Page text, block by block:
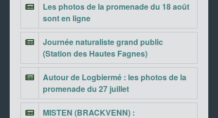
Les photos de la promenade du 18 août
sont en ligne
Journée naturaliste grand public
(Station des Hautes Fagnes)
Autour de Logbiermé : les photos de la
promenade du 27 juillet
MISTEN (BRACKVENN) :